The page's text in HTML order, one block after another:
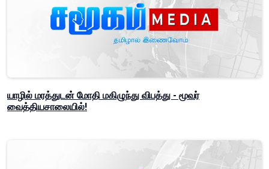
யாழில் மரத்துடன் மோதி மகிழுந்து விபத்து - மூவர்
வைத்தியசாலையில்!